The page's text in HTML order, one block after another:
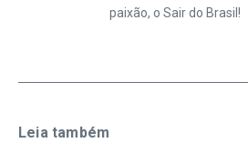
paixão, o Sair do Brasil!
Leia também